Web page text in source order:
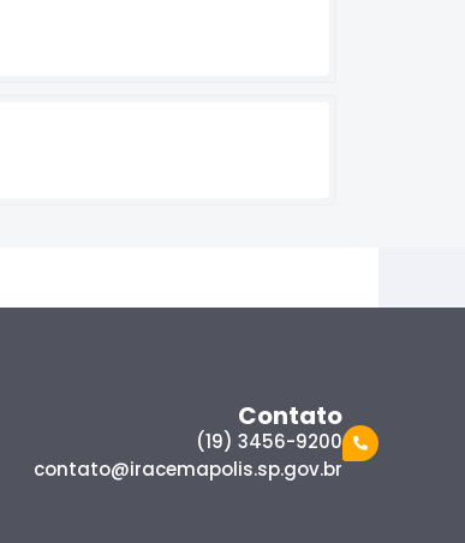
Contato
(19) 3456-9200
contato@iracemapolis.sp.gov.br